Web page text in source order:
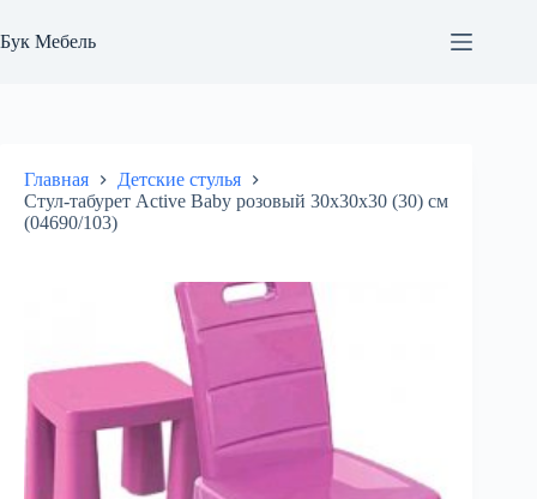
к
сути
Бук Мебель
Главная
Детские стулья
Стул-табурет Active Baby розовый 30х30х30 (30) см
(04690/103)